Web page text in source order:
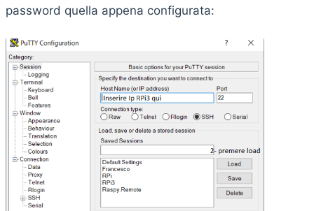
password quella appena configurata: